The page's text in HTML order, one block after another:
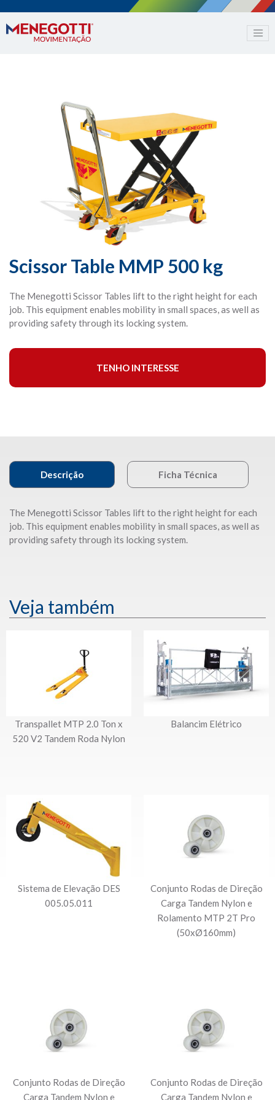
Scissor Table MMP 500 kg
The Menegotti Scissor Tables lift to the right height for each
job. This equipment enables mobility in small spaces, as well as
providing safety through its locking system.
TENHO INTERESSE
Descrição Ficha Técnica
The Menegotti Scissor Tables lift to the right height for each
job. This equipment enables mobility in small spaces, as well as
providing safety through its locking system.
Veja também
Transpallet MTP 2.0 Ton x
520 V2 Tandem Roda Nylon
Balancim Elétrico
Sistema de Elevação DES
005.05.011
Conjunto Rodas de Direção
Carga Tandem Nylon e
Rolamento MTP 2T Pro
(50xØ160mm)
Conjunto Rodas de Direção
Carga Tandem Nylon e
Conjunto Rodas de Direção
Carga Tandem Nylon e